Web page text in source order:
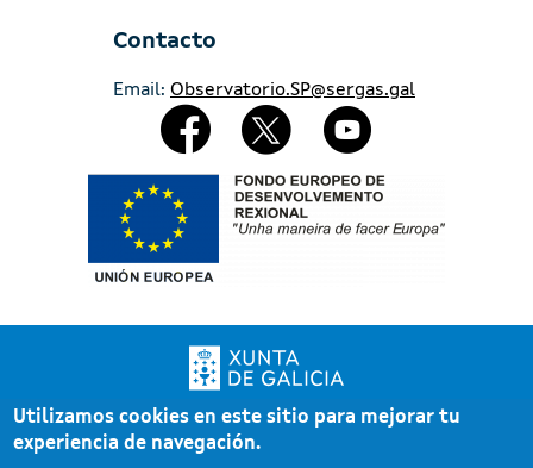
Contacto
Email: Observatorio.SP@sergas.gal
Redes Sociales
Xunta de Galicia. Información mantenida y publicada por la Xunta de Galicia
Pé Atención a la ciudadanía
Utilizamos cookies en este sitio para mejorar tu
experiencia de navegación.